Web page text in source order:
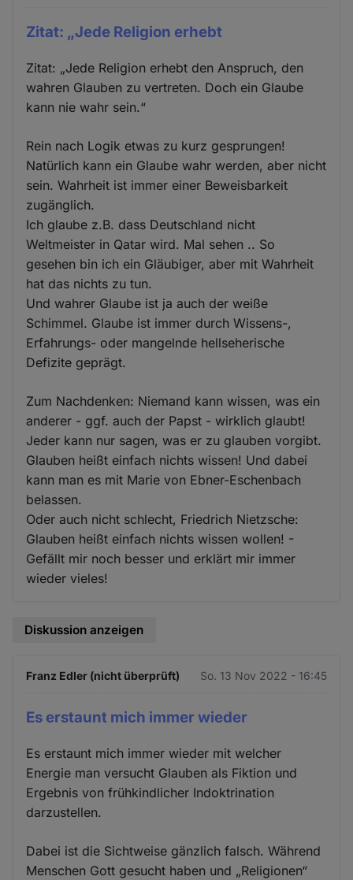
Zitat: „Jede Religion erhebt
Zitat: „Jede Religion erhebt den Anspruch, den
wahren Glauben zu vertreten. Doch ein Glaube
kann nie wahr sein.“
Rein nach Logik etwas zu kurz gesprungen!
Natürlich kann ein Glaube wahr werden, aber nicht
sein. Wahrheit ist immer einer Beweisbarkeit
zugänglich.
Ich glaube z.B. dass Deutschland nicht
Weltmeister in Qatar wird. Mal sehen .. So
gesehen bin ich ein Gläubiger, aber mit Wahrheit
hat das nichts zu tun.
Und wahrer Glaube ist ja auch der weiße
Schimmel. Glaube ist immer durch Wissens-,
Erfahrungs- oder mangelnde hellseherische
Defizite geprägt.
Zum Nachdenken: Niemand kann wissen, was ein
anderer - ggf. auch der Papst - wirklich glaubt!
Jeder kann nur sagen, was er zu glauben vorgibt.
Glauben heißt einfach nichts wissen! Und dabei
kann man es mit Marie von Ebner-Eschenbach
belassen.
Oder auch nicht schlecht, Friedrich Nietzsche:
Glauben heißt einfach nichts wissen wollen! -
Gefällt mir noch besser und erklärt mir immer
wieder vieles!
Diskussion anzeigen
Franz Edler (nicht überprüft) So. 13 Nov 2022 - 16:45
Es erstaunt mich immer wieder
Es erstaunt mich immer wieder mit welcher
Energie man versucht Glauben als Fiktion und
Ergebnis von frühkindlicher Indoktrination
darzustellen.
Dabei ist die Sichtweise gänzlich falsch. Während
Menschen Gott gesucht haben und „Religionen“